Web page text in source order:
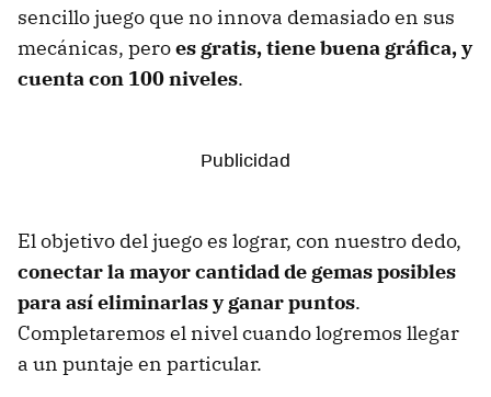
sencillo juego que no innova demasiado en sus
mecánicas, peroes gratis, tiene buena gráfica, y
cuenta con 100 niveles.
El objetivo del juego es lograr, con nuestro dedo,
conectar la mayor cantidad de gemas posibles
para así eliminarlas y ganar puntos.
Completaremos el nivel cuando logremos llegar
a un puntaje en particular.